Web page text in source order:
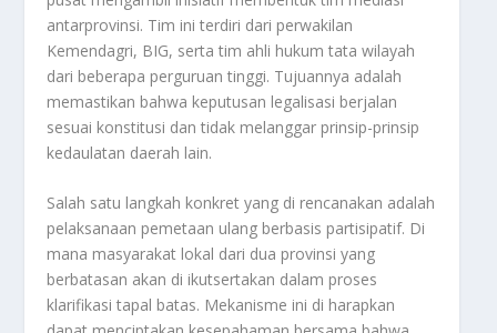
antarprovinsi. Tim ini terdiri dari perwakilan
Kemendagri, BIG, serta tim ahli hukum tata wilayah
dari beberapa perguruan tinggi. Tujuannya adalah
memastikan bahwa keputusan legalisasi berjalan
sesuai konstitusi dan tidak melanggar prinsip-prinsip
kedaulatan daerah lain.
Salah satu langkah konkret yang di rencanakan adalah
pelaksanaan pemetaan ulang berbasis partisipatif. Di
mana masyarakat lokal dari dua provinsi yang
berbatasan akan di ikutsertakan dalam proses
klarifikasi tapal batas. Mekanisme ini di harapkan